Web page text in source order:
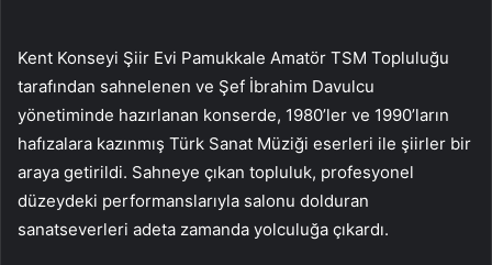
Kent Konseyi Şiir Evi Pamukkale Amatör TSM Topluluğu
tarafından sahnelenen ve Şef İbrahim Davulcu
yönetiminde hazırlanan konserde, 1980’ler ve 1990’ların
hafızalara kazınmış Türk Sanat Müziği eserleri ile şiirler bir
araya getirildi. Sahneye çıkan topluluk, profesyonel
düzeydeki performanslarıyla salonu dolduran
sanatseverleri adeta zamanda yolculuğa çıkardı.